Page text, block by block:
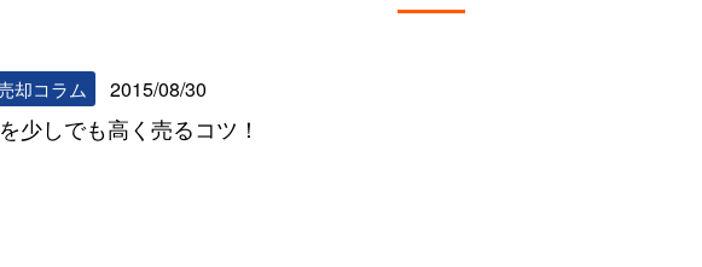
却コラム 2015/08/30
少しでも高く売るコツ！